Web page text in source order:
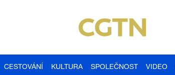
CESTOVÁNÍ KULTURA SPOLEČNOST VIDEO